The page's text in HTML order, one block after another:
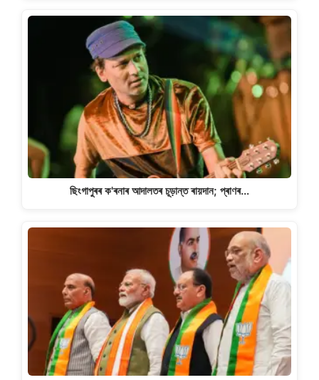
ছিংগাপুৰৰ ক'ৰনাৰ আদালতৰ চূড়ান্ত ৰায়দান; প্ৰাণৰ…